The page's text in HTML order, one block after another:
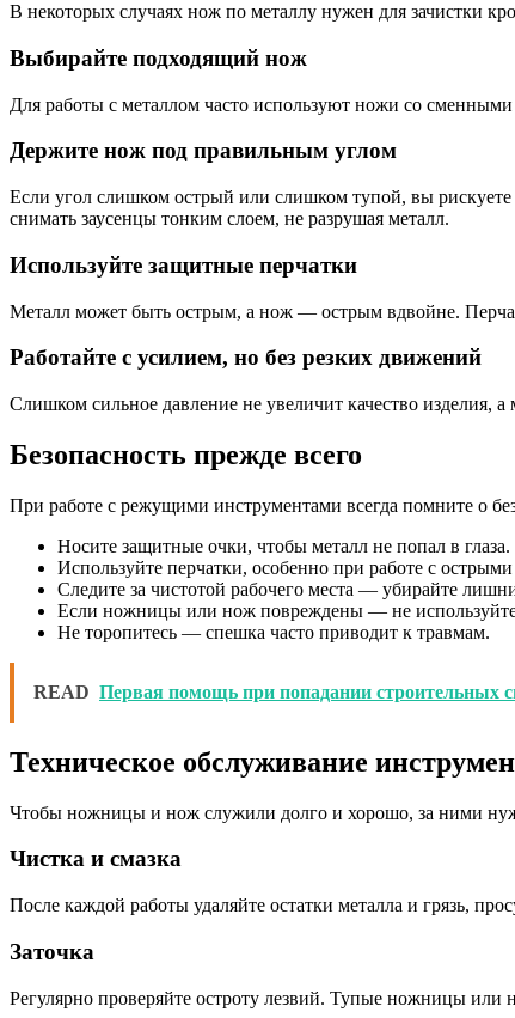
В некоторых случаях нож по металлу нужен для зачистки
Выбирайте подходящий нож
Для работы с металлом часто используют ножи со
Держите нож под правильным углом
Если угол слишком острый или слишком тупой, вы рискуете
снимать заусенцы тонким слоем, не разрушая металл.
Используйте защитные перчатки
Металл может быть острым, а нож — острым вдвойне.
Работайте с усилием, но без резких движений
Слишком сильное давление не увеличит качество изделия,
Безопасность прежде всего
При работе с режущими инструментами всегда помните о
Носите защитные очки, чтобы металл не попал в глаза.
Используйте перчатки, особенно при работе с
Следите за чистотой рабочего места — убирайте
Если ножницы или нож повреждены — не используйте
Не торопитесь — спешка часто приводит к травмам.
READ Первая помощь при попадании строительных
Техническое обслуживание
Чтобы ножницы и нож служили долго и хорошо, за ними
Чистка и смазка
После каждой работы удаляйте остатки металла и грязь,
Заточка
Регулярно проверяйте остроту лезвий. Тупые ножницы или